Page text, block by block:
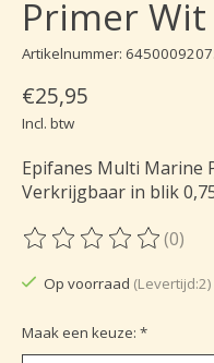
Primer Wit
Artikelnummer:
€25,95
Incl. btw
Epifanes Multi Marine
Verkrijgbaar in blik
De beoordeling van dit
(0)
Op voorraad (Levertijd:2)
Maak een keuze: *